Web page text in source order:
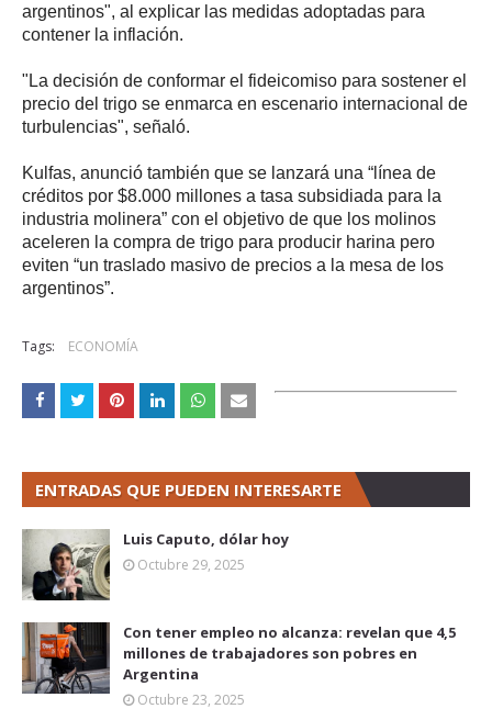
argentinos", al explicar las medidas adoptadas para
contener la inflación.
"La decisión de conformar el fideicomiso para sostener el
precio del trigo se enmarca en escenario internacional de
turbulencias", señaló.
Kulfas, anunció también que se lanzará una “línea de
créditos por $8.000 millones a tasa subsidiada para la
industria molinera” con el objetivo de que los molinos
aceleren la compra de trigo para producir harina pero
eviten “un traslado masivo de precios a la mesa de los
argentinos”.
Tags: ECONOMÍA
ENTRADAS QUE PUEDEN INTERESARTE
Luis Caputo, dólar hoy
Octubre 29, 2025
Con tener empleo no alcanza: revelan que 4,5
millones de trabajadores son pobres en
Argentina
Octubre 23, 2025